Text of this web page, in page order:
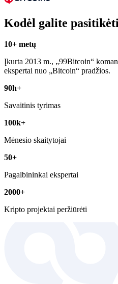
Kodėl galite
10+ metų
Įkurta 2013 m., „99Bitcoin“
ekspertai nuo „Bitcoin“ pradžios.
90h+
Savaitinis tyrimas
100k+
Mėnesio skaitytojai
50+
Pagalbininkai ekspertai
2000+
Kripto projektai peržiūrėti